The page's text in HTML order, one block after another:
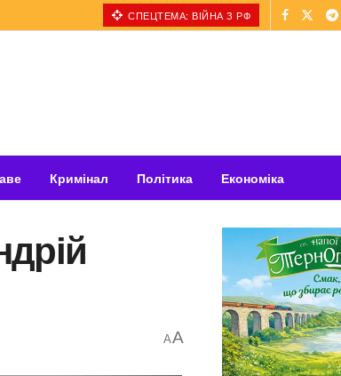
СПЕЦТЕМА: ВІЙНА З РФ
Кримінал Політика Економіка
AA